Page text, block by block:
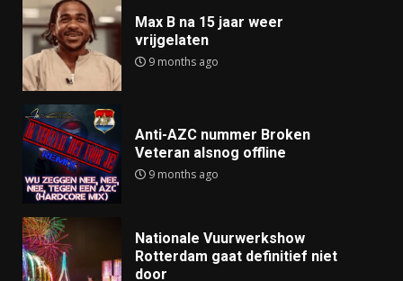
Max B na 15 jaar weer
vrijgelaten
9 months ago
Anti-AZC nummer Broken
Veteran alsnog offline
9 months ago
Nationale Vuurwerkshow
Rotterdam gaat definitief niet
door